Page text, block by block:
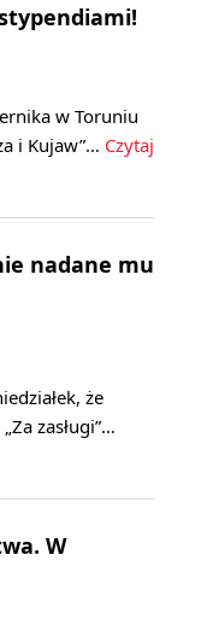
w Toruniu
i Kujaw”… Czytaj
nadane mu
że
zasługi”…
W